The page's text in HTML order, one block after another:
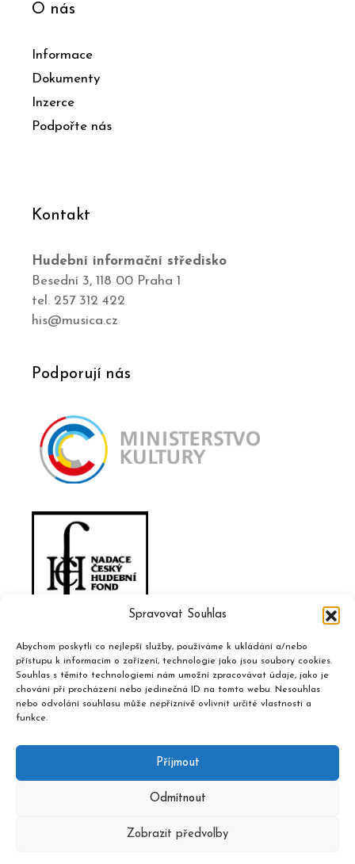
Spravovat Souhlas
Abychom poskytli co nejlepší služby, používáme k ukládání a/nebo
přístupu k informacím o zařízení, technologie jako jsou soubory cookies.
Souhlas s těmito technologiemi nám umožní zpracovávat údaje, jako je
chování při procházení nebo jedinečná ID na tomto webu. Nesouhlas
nebo odvolání souhlasu může nepříznivě ovlivnit určité vlastnosti a
funkce.
Příjmout
Odmítnout
Zobrazit předvolby
O nás
Informace
Dokumenty
Inzerce
Podpořte nás
Kontakt
Hudební informační středisko
Besední 3, 118 00 Praha 1
tel. 257 312 422
his@musica.cz
Podporují nás